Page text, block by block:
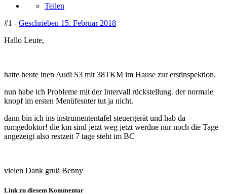
Teilen
#1 - Geschrieben 15. Februar 2018
Hallo Leute,
hatte heute inen Audi S3 mit 38TKM im Hause zur erstinspektion.
nun habe ich Probleme mit der Intervall rückstellung. der normale
knopf im ersten Menüfesnter tut ja nicht.
dann bin ich ins instrumententafel steuergerät und hab da
rumgedoktor! die km sind jetzt weg jetzt werdne nur noch die Tage
angezeigt also restzeit 7 tage steht im BC
vielen Dank gruß Benny
Link zu diesem Kommentar